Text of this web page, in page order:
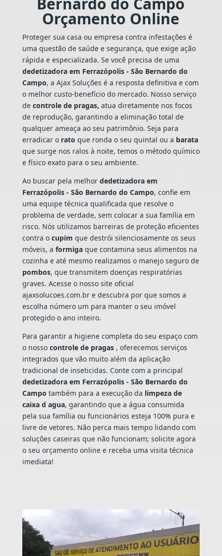
Orçamento Online
Proteger sua casa ou empresa contra infestações é
uma questão de saúde e segurança, que exige ação
rápida e especializada. Se você precisa de uma
dedetizadora em Ferrazópolis - São Bernardo do
Campo, a Ajax Soluções é a resposta definitiva e com
o melhor custo-benefício do mercado. Nosso serviço
de controle de pragas, atua diretamente nos focos
de reprodução, garantindo a eliminação total de
qualquer ameaça ao seu patrimônio. Seja para
erradicar o rato que ronda o seu quintal ou a barata
que surge nos ralos à noite, temos o método químico
e físico exato para o seu ambiente.
Ao buscar pela melhor dedetizadora em
Ferrazópolis - São Bernardo do Campo, confie em
uma equipe técnica qualificada que resolve o
problema de verdade, sem colocar a sua família em
risco. Nós utilizamos barreiras de proteção eficientes
contra o cupim que destrói silenciosamente os seus
móveis, a formigaque contamina seus alimentos na
cozinha e até mesmo realizamos o manejo seguro de
pombos, que transmitem doenças respiratórias
graves. Acesse o nosso site oficial
ajaxsolucoes.com.br e descubra por que somos a
escolha número um para manter o seu imóvel
protegido o ano inteiro.
Para garantir a higiene completa do seu espaço com
o nosso controle de pragas , oferecemos serviços
integrados que vão muito além da aplicação
tradicional de inseticidas. Conte com a principal
dedetizadora em Ferrazópolis - São Bernardo do
Campo também para a execução da limpeza de
caixa d agua, garantindo que a água consumida
pela sua família ou funcionários esteja 100% pura e
livre de vetores. Não perca mais tempo lidando com
soluções caseiras que não funcionam; solicite agora
o seu orçamento online e receba uma visita técnica
imediata!